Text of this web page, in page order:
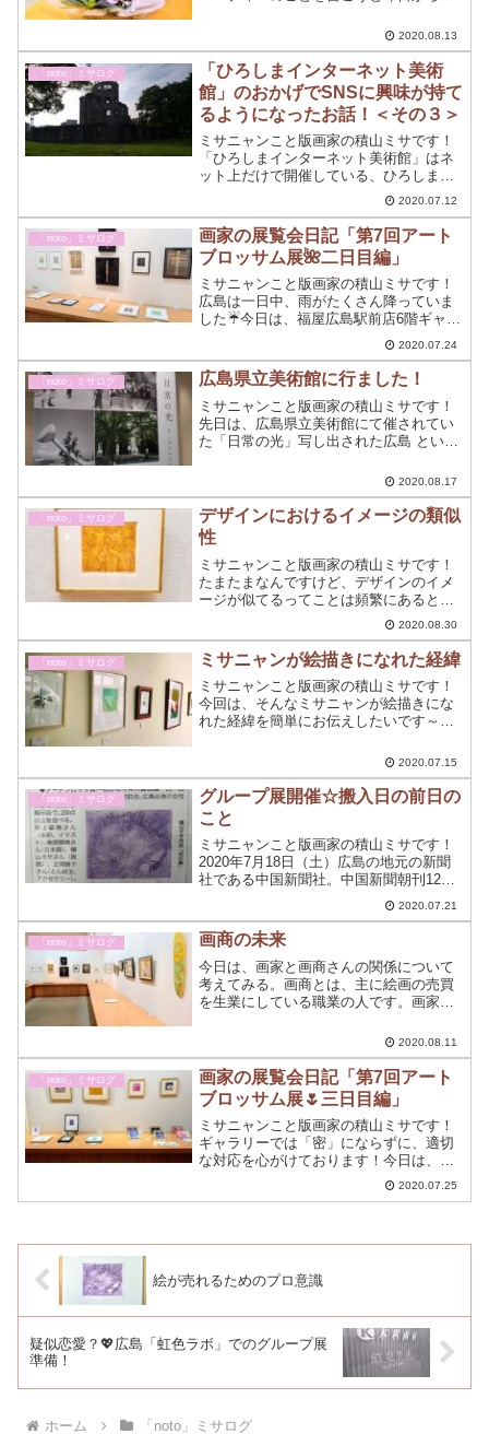
2020.08.13
「noto」ミサログ
「ひろしまインターネット美術
館」のおかげでSNSに興味が持て
るようになったお話！＜その３＞
ミサニャンこと版画家の積山ミサです！
「ひろしまインターネット美術館」はネ
ット上だけで開催している、ひろしまの
Web美術館です。＜その３＞でシリーズ
最終章☆1ヶ月ほどで思考が別人のように
変わったミサニャンの超初心者☆SNS事
情を語ります
2020.07.12
「noto」ミサログ
画家の展覧会日記「第7回アート
ブロッサム展🌺二日目編」
ミサニャンこと版画家の積山ミサです！
広島は一日中、雨がたくさん降っていま
した☔今日は、福屋広島駅前店6階ギャラ
リークリエイトでの2日日でした。ギャラ
リーでの今日の1日をちょっと書いてみよ
うと思う！
2020.07.24
「noto」ミサログ 広島県立美術館に行ました！
ミサニャンこと版画家の積山ミサです！
先日は、広島県立美術館にて催されてい
た「日常の光」写し出された広島 とい
2020.08.17
「noto」ミサログ
デザインにおけるイメージの類似
性
ミサニャンこと版画家の積山ミサです！
たまたまなんですけど、デザインのイメ
ージが似てるってことは頻繁にあるとい
2020.08.30
「noto」ミサログ ミサニャンが絵描きになれた経緯
ミサニャンこと版画家の積山ミサです！
今回は、そんなミサニャンが絵描きにな
れた経緯を簡単にお伝えしたいです～♡
部で挫折たっぷりと味わっているのにな
ぜ、絵描きになれたのか？「才能がある
から～～～？」(∀｀*ゞ...
2020.07.15
「noto」ミサログ
グループ展開催☆搬入日の前日の
こと
ミサニャンこと版画家の積山ミサです！
2020年7月18日（土）広島の地元の新聞
社である中国新聞社。中国新聞朝刊12面
「情報交差点」で、今回のグループ展で
ある「第7回アートブロッサム～花ひらく
4人展」の詳細が掲載されました。
2020.07.21
「noto」ミサログ 画商の未来
今日は、画家と画商さんの関係について
考えてみる。画商とは、主に絵画の売買
を生業にしている職業の人です。画家は
さんと契約を結ぶことで絵画の売買が機
能していくことを望みます。
2020.08.11
「noto」ミサログ
画家の展覧会日記「第7回アート
ブロッサム展🌷三日目編」
ミサニャンこと版画家の積山ミサです！
ギャラリーでは「密」にならずに、適切
な対応を心がけております！今日は、福
屋広島駅前店6階ギャラリークリエイトで
の３日日でした。ギャラリーでの今日の1
2020.07.25
絵が売れるためのプロ意識
疑似恋愛？💖広島「虹色ラボ」でのグループ展
準備！
ホーム 「noto」ミサログ